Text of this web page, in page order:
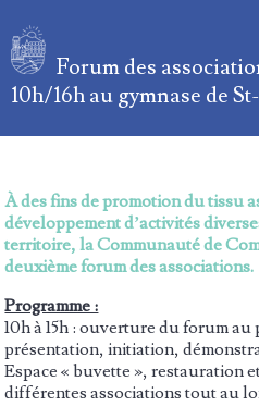
Forum des
10h/16h au gymnase de
À des fins de promotion du tissu
développement d’activités
territoire, la Communauté de
deuxième forum des associations.
Programme :
10h à 15h : ouverture du forum
présentation, initiation,
Espace « buvette », restauration
différentes associations tout au